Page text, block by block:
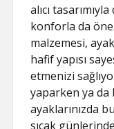
alıcı
konforla da öne
malzemesi,
hafif yapısı
etmenizi
yaparken ya
ayaklarınızda
sıcak